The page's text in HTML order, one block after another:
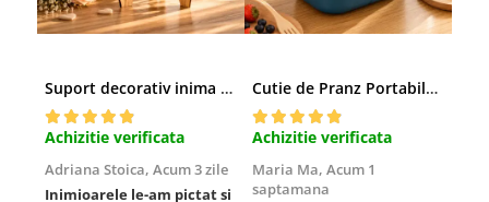
Suport decorativ inima cu mesaje, Cadou cu suflet
Achizitie verificata
Adriana Stoica, Acum 3 zile
Inimioarele le-am pictat si
Cutie de Pranz Portabila cu Compartimente
Achizitie verificata
Maria Ma, Acum 1
saptamana